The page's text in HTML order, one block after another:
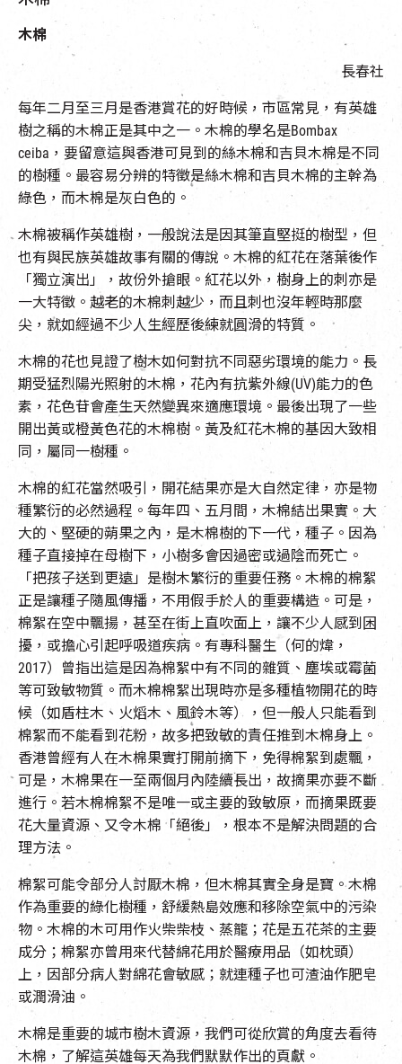
木棉
長春社
每年二月至三月是香港賞花的好時候，市區常見，有英雄
樹之稱的木棉正是其中之一。木棉的學名是Bombax
ceiba，要留意這與香港可見到的絲木棉和吉貝木棉是不同
的樹種。最容易分辨的特徵是絲木棉和吉貝木棉的主幹為
綠色，而木棉是灰白色的。
木棉被稱作英雄樹，一般說法是因其筆直堅挺的樹型，但
也有與民族英雄故事有關的傳說。木棉的紅花在落葉後作
「獨立演出」，故份外搶眼。紅花以外，樹身上的刺亦是
一大特徵。越老的木棉刺越少，而且刺也沒年輕時那麼
尖，就如經過不少人生經歷後練就圓滑的特質。
木棉的花也見證了樹木如何對抗不同惡劣環境的能力。長
期受猛烈陽光照射的木棉，花內有抗紫外線(UV)能力的色
素，花色苷會產生天然變異來適應環境。最後出現了一些
開出黃或橙黃色花的木棉樹。黃及紅花木棉的基因大致相
同，屬同一樹種。
木棉的紅花當然吸引，開花結果亦是大自然定律，亦是物
種繁衍的必然過程。每年四、五月間，木棉結出果實。大
大的、堅硬的蒴果之內，是木棉樹的下一代，種子。因為
種子直接掉在母樹下，小樹多會因過密或過陰而死亡。
「把孩子送到更遠」是樹木繁衍的重要任務。木棉的棉絮
正是讓種子隨風傳播，不用假手於人的重要構造。可是，
棉絮在空中飄揚，甚至在街上直吹面上，讓不少人感到困
擾，或擔心引起呼吸道疾病。有專科醫生（何的煒，
2017）曾指出這是因為棉絮中有不同的雜質、塵埃或霉菌
等可致敏物質。而木棉棉絮出現時亦是多種植物開花的時
候（如盾柱木、火熖木、風鈴木等），但一般人只能看到
棉絮而不能看到花粉，故多把致敏的責任推到木棉身上。
香港曾經有人在木棉果實打開前摘下，免得棉絮到處飄，
可是，木棉果在一至兩個月內陸續長出，故摘果亦要不斷
進行。若木棉棉絮不是唯一或主要的致敏原，而摘果既要
花大量資源、又令木棉「絕後」，根本不是解決問題的合
理方法。
棉絮可能令部分人討厭木棉，但木棉其實全身是寶。木棉
作為重要的綠化樹種，舒緩熱島效應和移除空氣中的污染
物。木棉的木可用作火柴柴枝、蒸籠；花是五花茶的主要
成分；棉絮亦曾用來代替綿花用於醫療用品（如枕頭）
上，因部分病人對綿花會敏感；就連種子也可渣油作肥皂
或潤滑油。
木棉是重要的城市樹木資源，我們可從欣賞的角度去看待
木棉，了解這英雄每天為我們默默作出的頁獻。